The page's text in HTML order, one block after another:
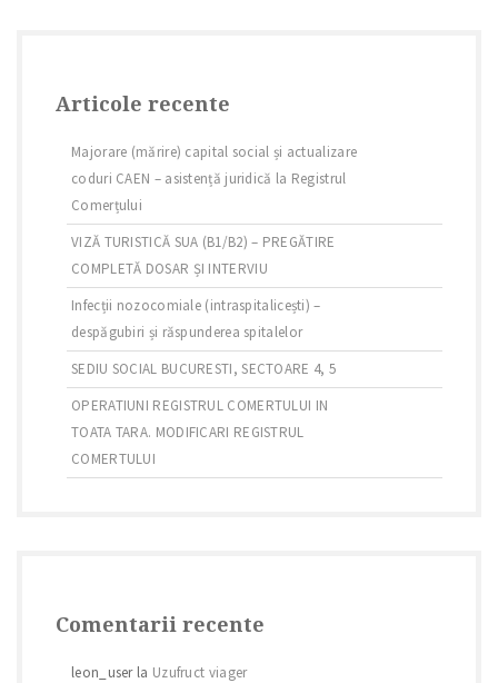
Articole recente
Majorare (mărire) capital social și actualizare
coduri CAEN – asistență juridică la Registrul
Comerțului
VIZĂ TURISTICĂ SUA (B1/B2) – PREGĂTIRE
COMPLETĂ DOSAR ȘI INTERVIU
Infecții nozocomiale (intraspitalicești) –
despăgubiri și răspunderea spitalelor
SEDIU SOCIAL BUCURESTI, SECTOARE 4, 5
OPERATIUNI REGISTRUL COMERTULUI IN
TOATA TARA. MODIFICARI REGISTRUL
COMERTULUI
Comentarii recente
leon_userla Uzufruct viager